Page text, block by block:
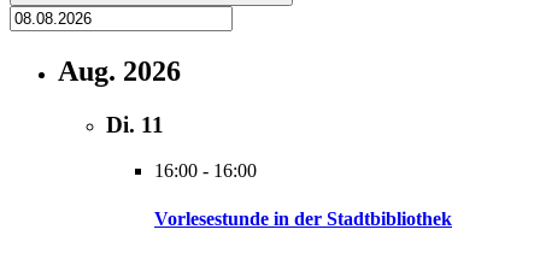
Aug. 2026
Di. 11
16:00 - 16:00
Vorlesestunde in der Stadtbibliothek